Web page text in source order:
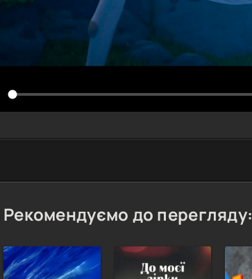
Рекомендуємо до перегляду: